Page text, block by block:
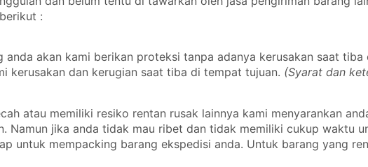
:
anda akan kami berikan proteksi tanpa adanya kerusakan saat
kerusakan dan kerugian saat tiba di tempat tujuan. (Syarat dan
atau memiliki resiko rentan rusak lainnya kami menyarankan
Namun jika anda tidak mau ribet dan tidak memiliki cukup waktu
untuk mempacking barang ekspedisi anda. Untuk barang yang